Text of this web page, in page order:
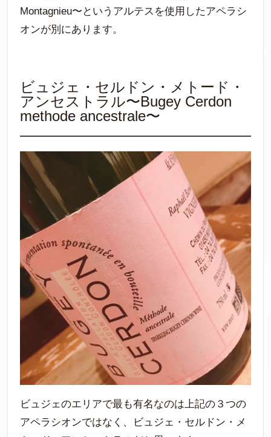
Montagnieu〜というアルテスを使用したアペラシ
オンが別にあります。
ビュジェ・セルドン・メトード・
アンセストラル〜Bugey Cerdon
methode ancestrale〜
ビュジェのエリアで最も有名なのは上記の３つの
アペラシオンではなく、ビュジェ・セルドン・メ